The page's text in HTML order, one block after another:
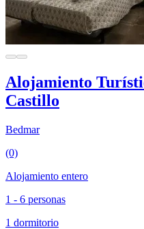
Alojamiento
Castillo
Bedmar
(0)
Alojamiento entero
1 - 6 personas
1 dormitorio